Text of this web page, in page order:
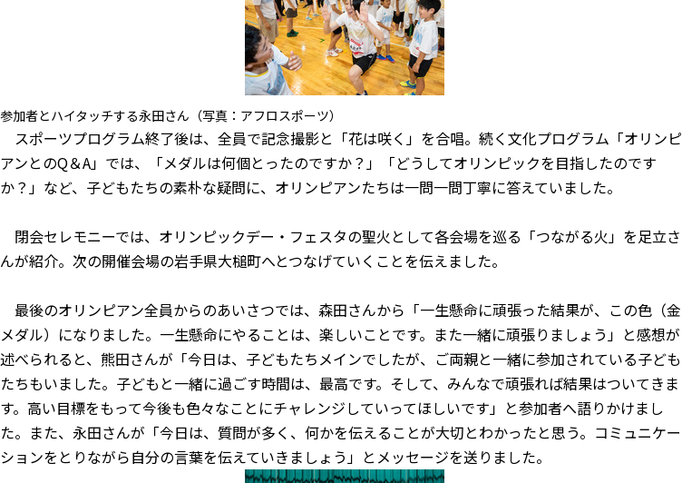
参加者とハイタッチする永田さん（写真：アフロスポーツ）
スポーツプログラム終了後は、全員で記念撮影と「花は咲く」を合唱。続く文化プログラム「オリンピ
アンとのQ＆A」では、「メダルは何個とったのですか？」「どうしてオリンピックを目指したのです
か？」など、子どもたちの素朴な疑問に、オリンピアンたちは一問一問丁寧に答えていました。
閉会セレモニーでは、オリンピックデー・フェスタの聖火として各会場を巡る「つながる火」を足立さ
んが紹介。次の開催会場の岩手県大槌町へとつなげていくことを伝えました。
最後のオリンピアン全員からのあいさつでは、森田さんから「一生懸命に頑張った結果が、この色（金
メダル）になりました。一生懸命にやることは、楽しいことです。また一緒に頑張りましょう」と感想が
述べられると、熊田さんが「今日は、子どもたちメインでしたが、ご両親と一緒に参加されている子ども
たちもいました。子どもと一緒に過ごす時間は、最高です。そして、みんなで頑張れば結果はついてきま
す。高い目標をもって今後も色々なことにチャレンジしていってほしいです」と参加者へ語りかけまし
た。また、永田さんが「今日は、質問が多く、何かを伝えることが大切とわかったと思う。コミュニケー
ションをとりながら自分の言葉を伝えていきましょう」とメッセージを送りました。